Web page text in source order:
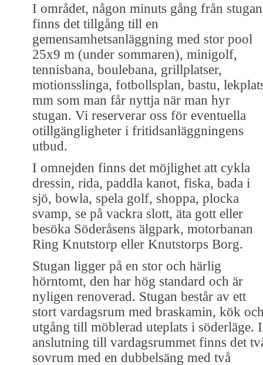
I området, någon minuts gång från
finns det tillgång till en
gemensamhetsanläggning med stor pool
25x9 m (under sommaren), minigolf,
tennisbana, boulebana, grillplatser,
motionsslinga, fotbollsplan, bastu,
mm som man får nyttja när man hyr
stugan. Vi reserverar oss för eventuella
otillgängligheter i fritidsanläggningens
utbud.
I omnejden finns det möjlighet att cykla
dressin, rida, paddla kanot, fiska, bada i
sjö, bowla, spela golf, shoppa, plocka
svamp, se på vackra slott, äta gott eller
besöka Söderåsens älgpark, motorbanan
Ring Knutstorp eller Knutstorps Borg.
Stugan ligger på en stor och härlig
hörntomt, den har hög standard och är
nyligen renoverad. Stugan består av ett
stort vardagsrum med braskamin, kök
utgång till möblerad uteplats i söderläge. I
anslutning till vardagsrummet finns det
sovrum med en dubbelsäng med två